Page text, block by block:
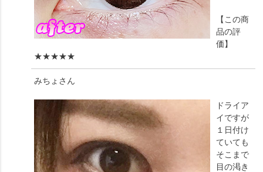
【この商
品の評
価】
★★★★★
みちょ さん
ドライア
イですが
１日付け
ていても
そこまで
目の渇き